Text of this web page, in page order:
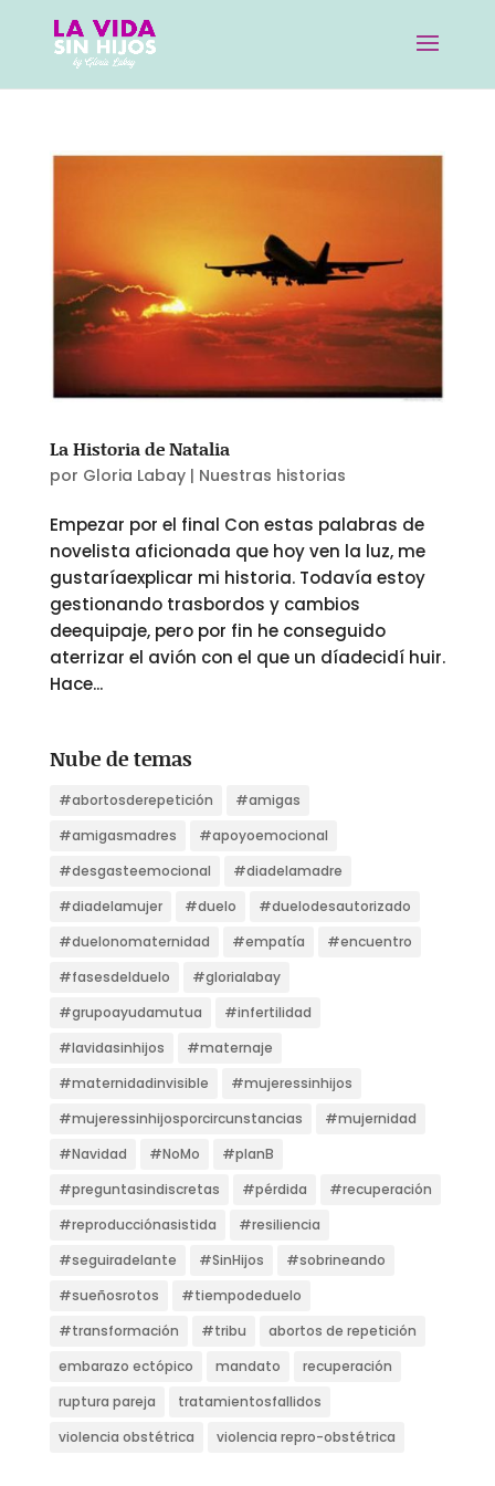
La Historia de Natalia
por Gloria Labay| Nuestras historias
Empezar por el final Con estas palabras de
novelista aficionada que hoy ven la luz, me
gustaríaexplicar mi historia. Todavía estoy
gestionando trasbordos y cambios
deequipaje, pero por fin he conseguido
aterrizar el avión con el que un díadecidí huir.
Hace...
Nube de temas
#abortosderepetición
#amigas
#amigasmadres
#apoyoemocional
#desgasteemocional
#diadelamadre
#diadelamujer
#duelo
#duelodesautorizado
#duelonomaternidad
#empatía
#encuentro
#fasesdelduelo
#glorialabay
#grupoayudamutua
#infertilidad
#lavidasinhijos
#maternaje
#maternidadinvisible
#mujeressinhijos
#mujeressinhijosporcircunstancias
#mujernidad
#Navidad
#NoMo
#planB
#preguntasindiscretas
#pérdida
#recuperación
#reproducciónasistida
#resiliencia
#seguiradelante
#SinHijos
#sobrineando
#sueñosrotos
#tiempodeduelo
#transformación
#tribu
abortos de repetición
embarazo ectópico
mandato
recuperación
ruptura pareja
tratamientosfallidos
violencia obstétrica
violencia repro-obstétrica